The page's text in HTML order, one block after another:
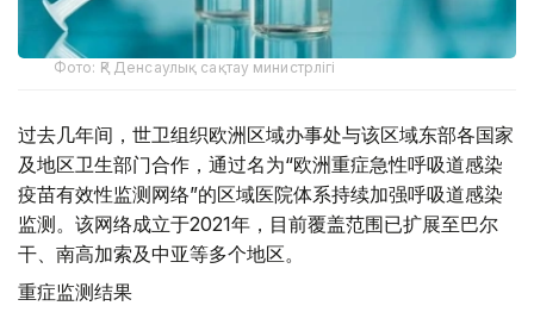
Фото: ҚР Денсаулық сақтау министрлігі
过去几年间，世卫组织欧洲区域办事处与该区域东部各国家
及地区卫生部门合作，通过名为“欧洲重症急性呼吸道感染
疫苗有效性监测网络”的区域医院体系持续加强呼吸道感染
监测。该网络成立于2021年，目前覆盖范围已扩展至巴尔
干、南高加索及中亚等多个地区。
重症监测结果